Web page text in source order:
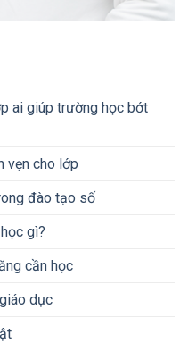
ai giúp trường học bớt
vẹn cho lớp
đào tạo số
gì?
cần học
dục